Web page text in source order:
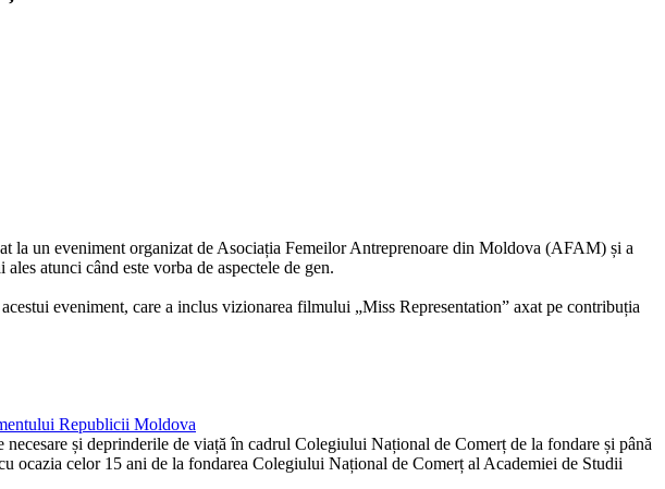
un eveniment organizat de Asociația Femeilor Antreprenoare din Moldova (AFAM) și a
atunci când este vorba de aspectele de gen.
eveniment, care a inclus vizionarea filmului „Miss Representation” axat pe contribuția
Republicii Moldova
și deprinderile de viață în cadrul Colegiului Național de Comerț de la fondare și până
celor 15 ani de la fondarea Colegiului Național de Comerț al Academiei de Studii